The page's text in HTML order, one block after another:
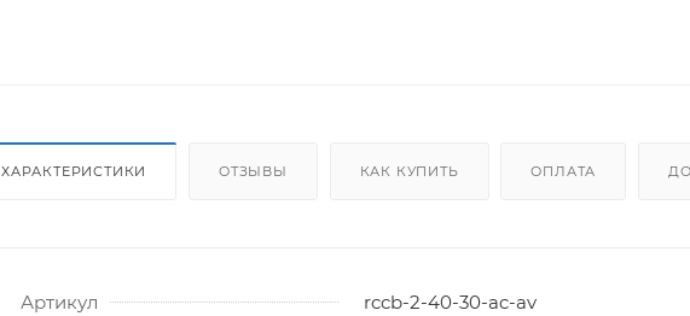
ХАРАКТЕРИСТИКИ ОТЗЫВЫ КАК КУПИТЬ ОПЛАТА
Артикул
rccb-2-40-30-ac-av